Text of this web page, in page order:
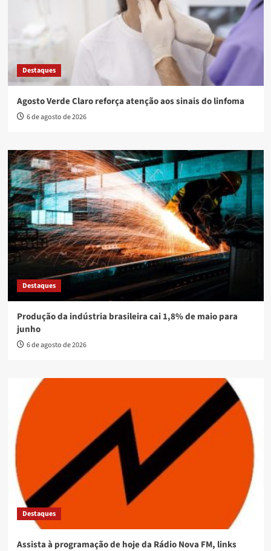
Destaques
Agosto Verde Claro reforça atenção aos sinais do linfoma
6 de agosto de 2026
Destaques
Produção da indústria brasileira cai 1,8% de maio para
junho
6 de agosto de 2026
Destaques
Assista à programação de hoje da Rádio Nova FM, links